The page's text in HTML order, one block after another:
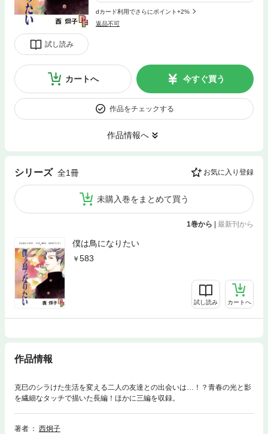
試し読み
dカード利用でさらにポイント+2%
返品不可
カートへ 今すぐ買う
作品をチェックする
作品情報へ
シリーズ 全1冊 お気に入り登録
未購入巻をまとめて買う
1巻から | 最新刊から
僕は鳥になりたい
583
試し読み カートへ
作品情報
克巳のシラけた生活を変える二人の友達との出会いは…！？青春の光と影
を繊細なタッチで描いた長編！ほかに三編を収録。
著者
西炯子